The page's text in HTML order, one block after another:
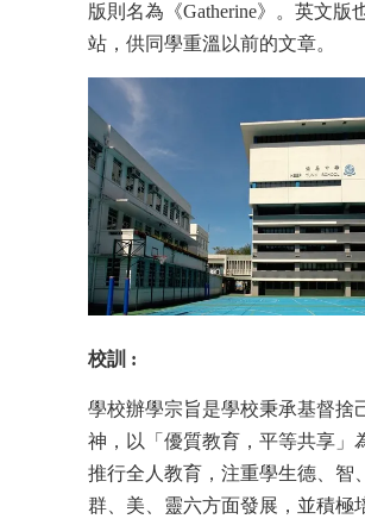
版則名為《Gatherine》。英文版
站，供同學重溫以前的文章。
校訓 :
學校辦學宗旨是學校秉承基督捨
神，以「優質教育，平等共享」
推行全人教育，注重學生德、智
群、美、靈六方面發展，並積極